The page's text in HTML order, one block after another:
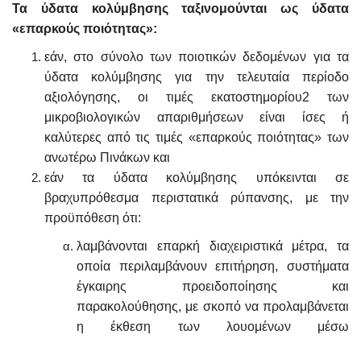
Τα ύδατα κολύμβησης ταξινομούνται ως ύδατα
«επαρκούς ποιότητας»:
εάν, στο σύνολο των ποιοτικών δεδομένων για τα
ύδατα κολύμβησης για την τελευταία περίοδο
αξιολόγησης, οι τιμές εκατοστημορίου2 των
μικροβιολογικών απαριθμήσεων είναι ίσες ή
καλύτερες από τις τιμές «επαρκούς ποιότητας» των
ανωτέρω Πινάκων και
εάν τα ύδατα κολύμβησης υπόκεινται σε
βραχυπρόθεσμα περιστατικά ρύπανσης, με την
προϋπόθεση ότι:
λαμβάνονται επαρκή διαχειριστικά μέτρα, τα
οποία περιλαμβάνουν επιτήρηση, συστήματα
έγκαιρης προειδοποίησης και
παρακολούθησης, με σκοπό να προλαμβάνεται
η έκθεση των λουομένων μέσω